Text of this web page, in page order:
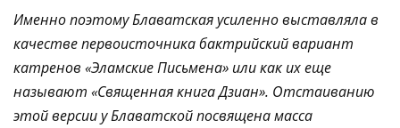
Именно поэтому Блаватская усиленно выставляла в
качестве первоисточника бактрийский вариант
катренов «Эламские Письмена» или как их еще
называют «Священная книга Дзиан». Отстаиванию
этой версии у Блаватской посвящена масса